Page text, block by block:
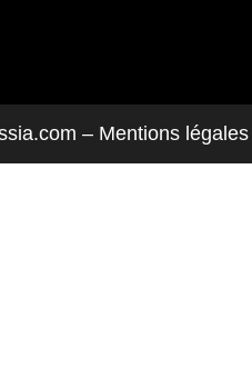
– Mentions légales